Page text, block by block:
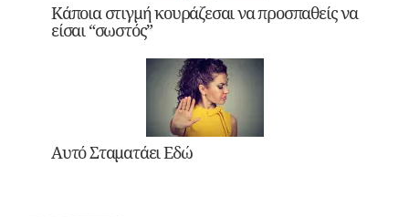
Κάποια στιγμή κουράζεσαι να προσπαθείς να
είσαι “σωστός”
Αυτό Σταματάει Εδώ